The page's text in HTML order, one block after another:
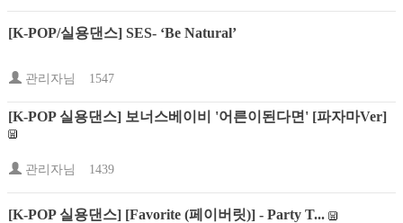
[K-POP/실용댄스] SES- ‘Be Natural’
관리자님 1547
[K-POP 실용댄스] 보너스베이비 '어른이된다면' [파자마Ver]
관리자님 1439
[K-POP 실용댄스] [Favorite (페이버릿)] - Party T...